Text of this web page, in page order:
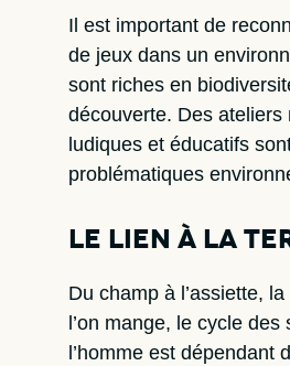
Il est important de
de jeux dans un
sont riches en
découverte. Des
ludiques et éducatifs
problématiques
Le lien à la
Du champ à l’assiette,
l’on mange, le cycle
l’homme est dépendant